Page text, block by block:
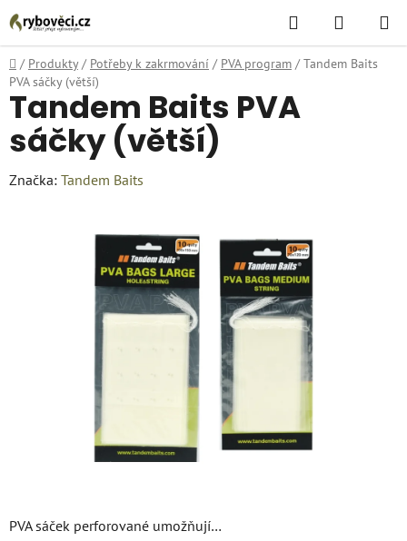
Přejít
na
obsah
Hledat
KOŠÍK
Domů
/ Produkty / Potřeby k zakrmování / PVA program / Tandem Baits
PVA sáčky (větší)
PVA sáček perforované umožňují…
Tandem Baits PVA
sáčky (větší)
Značka: Tandem Baits